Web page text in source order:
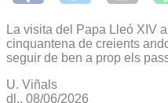
La visita del Papa Lleó XIV
cinquantena de creients
seguir de ben a prop els
U. Viñals
dl., 08/06/2026